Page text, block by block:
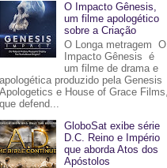
O Impacto Gênesis,
um filme apologético
sobre a Criação
O Longa metragem O
Impacto Gênesis é
um filme de drama e
apologética produzido pela Genesis
Apologetics e House of Grace Films,
que defend...
GloboSat exibe série
D.C. Reino e Império
que aborda Atos dos
Apóstolos